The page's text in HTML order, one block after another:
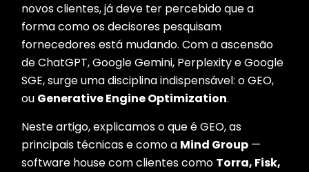
novos clientes, já deve ter percebido que a
forma como os decisores pesquisam
fornecedores está mudando. Com a ascensão
de ChatGPT, Google Gemini, Perplexity e Google
SGE, surge uma disciplina indispensável: o GEO,
ou Generative Engine Optimization.
Neste artigo, explicamos o que é GEO, as
principais técnicas e como a Mind Group —
software house com clientes como Torra, Fisk,